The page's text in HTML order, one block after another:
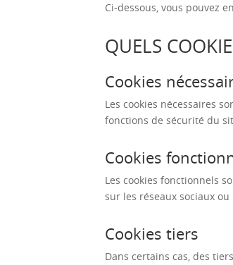
Ci-dessous, vous pouvez
QUELS
Cookies
Les cookies nécessaires
fonctions de sécurité du
Cookies
Les cookies fonctionnels
sur les réseaux sociaux
Cookies tiers
Dans certains cas, des